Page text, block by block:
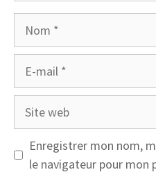
Site
Enregistrer mon nom,
le navigateur pour mon